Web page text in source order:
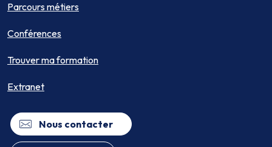
Parcours métiers
Conférences
Trouver ma formation
Extranet
Nous contacter